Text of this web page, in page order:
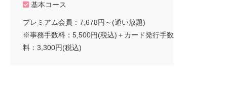
基本コース
プレミアム会員：7,678円～(通い放題)
※事務手数料：5,500円(税込)＋カード発行手数
料：3,300円(税込)